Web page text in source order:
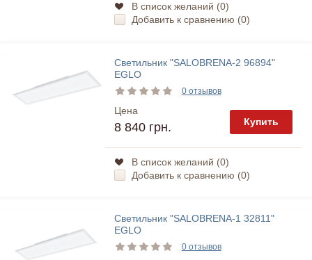
В список желаний (0)
Добавить к сравнению (0)
Светильник "SALOBRENA-2 96894"
EGLO
0 отзывов
Цена
8 840 грн. Купить
В список желаний (0)
Добавить к сравнению (0)
Светильник "SALOBRENA-1 32811"
EGLO
0 отзывов